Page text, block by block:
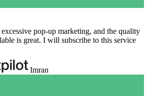
pop-up marketing, and the quality
is great. I will subscribe to this service
Imran